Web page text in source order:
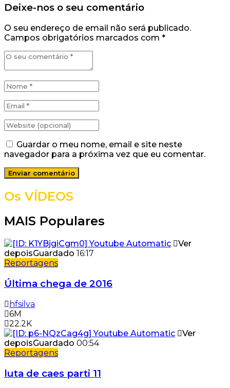
Deixe-nos o seu comentário
O seu endereço de email não será publicado.
Campos obrigatórios marcados com *
Guardar o meu nome, email e site neste
navegador para a próxima vez que eu comentar.
Os VÍDEOS
MAIS Populares
Ver
depoisGuardado 16:17
Reportagens
Última chega de 2016
hfsilva
6M
22.2K
Ver
depoisGuardado 00:54
Reportagens
luta de caes parti 11